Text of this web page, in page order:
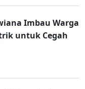
Imbau Warga
untuk Cegah